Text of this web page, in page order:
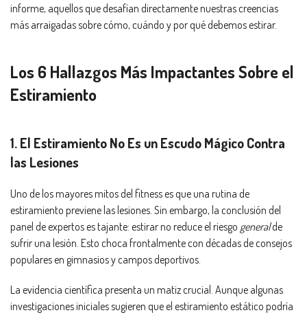
informe, aquellos que desafían directamente nuestras creencias
más arraigadas sobre cómo, cuándo y por qué debemos estirar.
Los 6 Hallazgos Más Impactantes Sobre el
Estiramiento
1. El Estiramiento No Es un Escudo Mágico Contra
las Lesiones
Uno de los mayores mitos del fitness es que una rutina de
estiramiento previene las lesiones. Sin embargo, la conclusión del
panel de expertos es tajante: estirar no reduce el riesgo generalde
sufrir una lesión. Esto choca frontalmente con décadas de consejos
populares en gimnasios y campos deportivos.
La evidencia científica presenta un matiz crucial. Aunque algunas
investigaciones iniciales sugieren que el estiramiento estático podría